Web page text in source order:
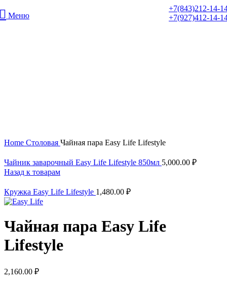
Меню
+7(843)212-14-
+7(927)412-14-
Home Столовая Чайная пара Easy Life Lifestyle
Чайник заварочный Easy Life Lifestyle 850мл 5,000.00 ₽
Назад к товарам
Кружка Easy Life Lifestyle 1,480.00 ₽
Чайная пара Easy Life
Lifestyle
2,160.00 ₽